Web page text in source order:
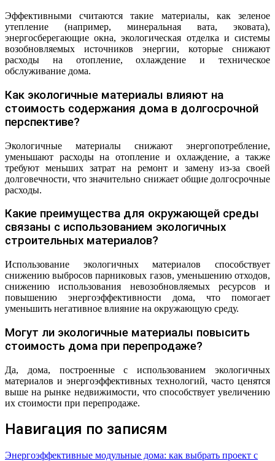
Эффективными считаются такие материалы, как зеленое
утепление (например, минеральная вата, эковата),
энергосберегающие окна, экологическая отделка и системы
возобновляемых источников энергии, которые снижают
расходы на отопление, охлаждение и техническое
обслуживание дома.
Как экологичные материалы влияют на
стоимость содержания дома в долгосрочной
перспективе?
Экологичные материалы снижают энергопотребление,
уменьшают расходы на отопление и охлаждение, а также
требуют меньших затрат на ремонт и замену из-за своей
долговечности, что значительно снижает общие долгосрочные
расходы.
Какие преимущества для окружающей среды
связаны с использованием экологичных
строительных материалов?
Использование экологичных материалов способствует
снижению выбросов парниковых газов, уменьшению отходов,
снижению использования невозобновляемых ресурсов и
повышению энергоэффективности дома, что помогает
уменьшить негативное влияние на окружающую среду.
Могут ли экологичные материалы повысить
стоимость дома при перепродаже?
Да, дома, построенные с использованием экологичных
материалов и энергоэффективных технологий, часто ценятся
выше на рынке недвижимости, что способствует увеличению
их стоимости при перепродаже.
Навигация по записям
Энергоэффективные модульные дома: как выбрать проект с